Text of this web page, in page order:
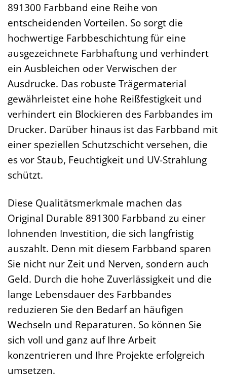
891300 Farbband eine Reihe von
entscheidenden Vorteilen. So sorgt die
hochwertige Farbbeschichtung für eine
ausgezeichnete Farbhaftung und verhindert
ein Ausbleichen oder Verwischen der
Ausdrucke. Das robuste Trägermaterial
gewährleistet eine hohe Reißfestigkeit und
verhindert ein Blockieren des Farbbandes im
Drucker. Darüber hinaus ist das Farbband mit
einer speziellen Schutzschicht versehen, die
es vor Staub, Feuchtigkeit und UV-Strahlung
schützt.
Diese Qualitätsmerkmale machen das
Original Durable 891300 Farbband zu einer
lohnenden Investition, die sich langfristig
auszahlt. Denn mit diesem Farbband sparen
Sie nicht nur Zeit und Nerven, sondern auch
Geld. Durch die hohe Zuverlässigkeit und die
lange Lebensdauer des Farbbandes
reduzieren Sie den Bedarf an häufigen
Wechseln und Reparaturen. So können Sie
sich voll und ganz auf Ihre Arbeit
konzentrieren und Ihre Projekte erfolgreich
umsetzen.